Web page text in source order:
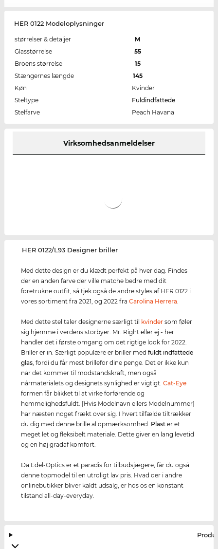
HER 0122 Modeloplysninger
størrelser & detaljer
M
Glasstørrelse
55
Broens størrelse
15
Stængernes længde
145
Køn
Kvinder
Steltype
Fuldindfattede
Stelfarve
Peach Havana
Virksomhedsanmeldelser
‌HER 0122/L93 Designer briller
Med dette design er du klædt perfekt på hver dag. Findes
der en anden farve der ville matche bedre med dit
foretrukne outfit, så tjek også de andre styles af HER 0122 i
vores sortiment fra 2021, og 2022 fraCarolina Herrera
Med dette stel taler designerne særligt til kvinder som føler
sig hjemme i verdens storbyer. Mr. Right eller ej - her
handler det i første omgang om det rigtige look for 2022.
Briller er in. Særligt populære er briller medfuldt indfattede
glas , fordi du får mest brillefor dine penge. Det er ikke kun
når det kommer til modstandskraft, men også
nårmaterialets og designets synlighed er vigtigt.Cat-Eye
formen får blikket til at virke forførende og
hemmelighedsfuldt. [Hvis Modelnavn ellers Modelnummer]
har næsten noget frækt over sig. I hvert tilfælde tiltrækker
du dig med denne brille al opmærksomhed. Plast er et
meget let og fleksibelt materiale. Dette giver en lang levetid
og en høj gradaf komfort.
Da Edel-Optics er et paradis for tilbudsjægere, får du også
denne topmodel til en utroligt lav pris. Hvad der i andre
onlinebutikker bliver kaldt udsalg, er hos os en konstant
tilstand all-day-everyday.